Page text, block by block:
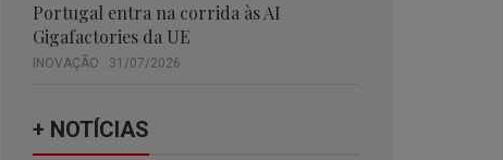
Portugal entra na corrida às AI
Gigafactories da UE
INOVAÇÃO . 31/07/2026
+ NOTÍCIAS